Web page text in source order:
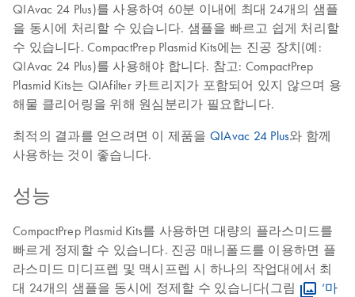
QIAvac 24 Plus)를 사용하여 60분 이내에 최대 24개의 샘플
을 동시에 처리할 수 있습니다. 샘플을 빠르고 쉽게 처리할
수 있습니다. CompactPrep Plasmid Kits에는 진공 장치(예:
QIAvac 24 Plus)를 사용해야 합니다. 참고: CompactPrep
Plasmid Kits는 QIAfilter 카트리지가 포함되어 있지 않으며 용
해물 클리어링을 위해 원심분리가 필요합니다.
최적의 결과를 얻으려면 이 제품을 QIAvac 24 Plus와 함께
사용하는 것이 좋습니다.
성능
CompactPrep Plasmid Kits를 사용하면 대량의 플라스미드를
빠르게 정제할 수 있습니다. 진공 매니폴드를 이용하면 플
라스미드 미디프렙 및 맥시프렙 시 하나의 작업대에서 최
대 24개의 샘플을 동시에 정제할 수 있습니다(그림
‘마